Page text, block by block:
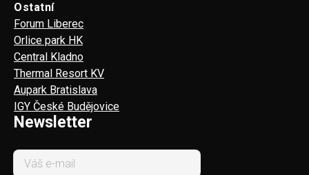
Ostatní
Forum Liberec
Orlice park HK
Central Kladno
Thermal Resort KV
Aupark Bratislava
IGY České Budějovice
Newsletter